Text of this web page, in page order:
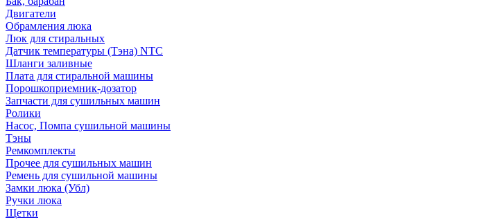
Двигатели
Обрамления люка
Люк для стиральных
Датчик температуры (Тэна) NTC
Шланги заливные
Плата для стиральной машины
Порошкоприемник-дозатор
Запчасти для сушильных машин
Ролики
Насос, Помпа сушильной машины
Тэны
Ремкомплекты
Прочее для сушильных машин
Ремень для сушильной машины
Замки люка (Убл)
Ручки люка
Щетки